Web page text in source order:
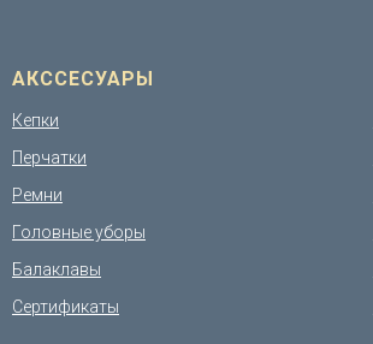
АКССЕСУАРЫ
Кепки
Перчатки
Ремни
Головные уборы
Балаклавы
Сертификаты